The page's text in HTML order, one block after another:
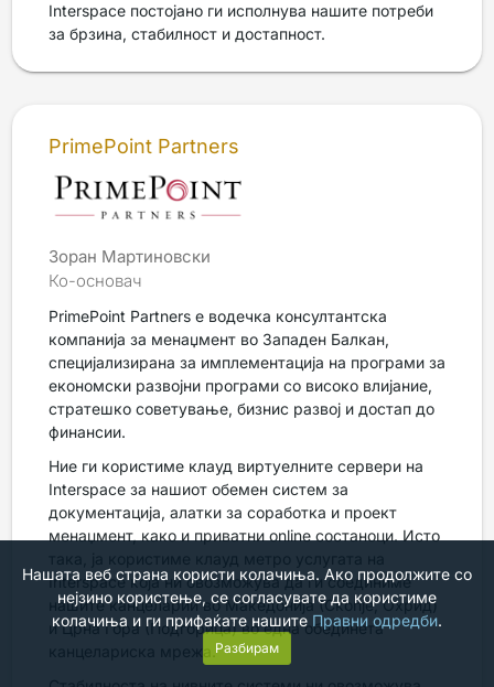
Interspace постојано ги исполнува нашите потреби
за брзина, стабилност и достапност.
PrimePoint Partners
Зоран Мартиновски
Ко-основач
PrimePoint Partners е водечка консултантска
компанија за менаџмент во Западен Балкан,
специјализирана за имплементација на програми за
економски развојни програми со високо влијание,
стратешко советување, бизнис развој и достап до
финансии.
Ние ги користиме клауд виртуелните сервери на
Interspace за нашиот обемен систем за
документација, алатки за соработка и проект
менаџмент, како и приватни online состаноци. Исто
Interspace која ни овозможува да ги соединиме
нашите канцеларии во Македонија (Скопје, Охрид)
и Црна Гора (Подгорица) во една обединета
Нашата веб страна користи колачиња. Ако продолжите со
нејзино користење, се согласувате да користиме
колачиња и ги прифаќате нашите Правни одредби.
Разбирам